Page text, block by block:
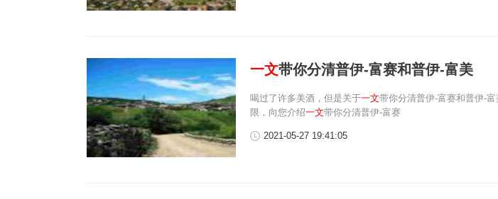
一文带你分清普伊-富赛和普伊-富美
喝过了许多美酒，但是关于一文带你分清普伊-富赛和普伊-
限，向您介绍一文带你分清普伊-富赛
2021-05-27 19:41:05